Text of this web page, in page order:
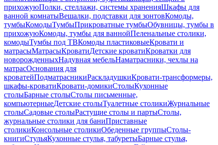
прихожуюПолки, стеллажи, системы храненияШкафы для
ванной комнатыВешалки, подставки для зонтовКомоды,
тумбыКомодыТумбыПрикроватные тумбыОбувницы, тумбы в
прихожуюКомоды, тумбы для ваннойПеленальные столики,
комодыТумбы под ТВКомоды пластиковыеКровати и
матрасыМатрасыКроватиДетские кроватиКроватки для
новорожденныхНадувная мебельНаматрасники, чехлы на
матрасОснования для
кроватейПодматрасникиРаскладушкиКровати-трансформеры,
шкафы-кроватиКровати-домикиСтолыКухонные
столыБарные столыСтолы письменные,
компьютерныеДетские столыТуалетные столикиЖурнальные
столыСадовые столыРастущие столы и партыСтолы,
журнальные столики для баниПриставные
столикиКонсольные столикиОбеденные группыСтолы-
книгиСтульяКухонные стулья, табуретыБарные стулья,